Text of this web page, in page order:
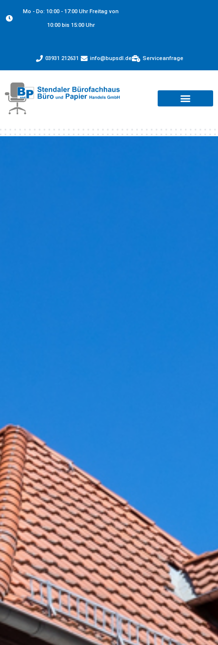
Mo - Do: 10:00 - 17:00 Uhr Freitag von
10:00 bis 15:00 Uhr
03931 212631 info@bupsdl.de Serviceanfrage